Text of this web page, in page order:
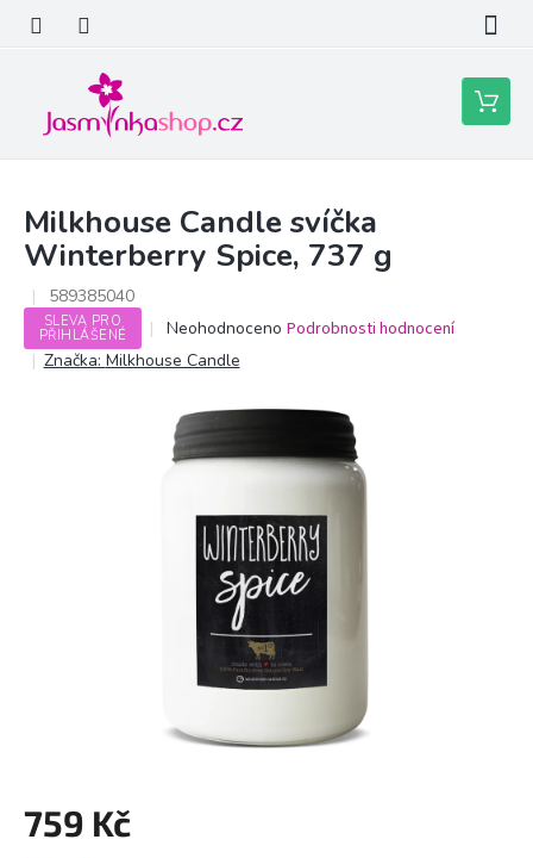
obsah
Nákupní
košík
Milkhouse Candle svíčka
Winterberry Spice, 737 g
589385040
SLEVA PRO
PŘIHLÁŠENÉ
Průměrné
hodnocení
produktu
0,0
5
Neohodnoceno Podrobnosti hodnocení
Značka: Milkhouse Candle
759 Kč